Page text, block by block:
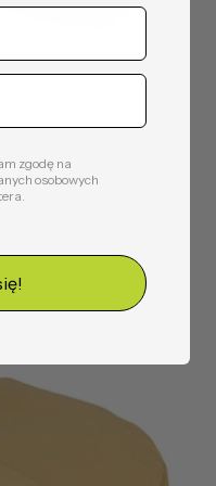
zgodę na
osobowych